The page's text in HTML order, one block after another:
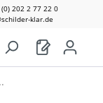
(0) 202 2 77 22 0
klar.de